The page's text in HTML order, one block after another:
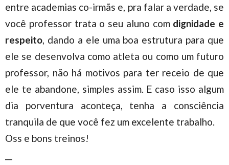
entre academias co-irmãs e, pra falar a verdade, se
você professor trata o seu aluno com dignidade e
respeito, dando a ele uma boa estrutura para que
ele se desenvolva como atleta ou como um futuro
professor, não há motivos para ter receio de que
ele te abandone, simples assim. E caso isso algum
dia porventura aconteça, tenha a consciência
tranquila de que você fez um excelente trabalho.
Oss e bons treinos!